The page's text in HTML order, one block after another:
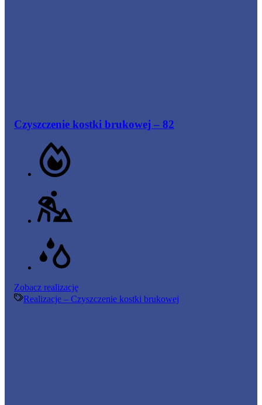
Czyszczenie kostki brukowej – 82
Zobacz realizacjęCzyszczenie
kostki
Realizacje – Czyszczenie kostki brukowej